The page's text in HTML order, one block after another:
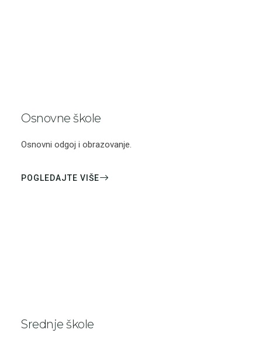
Osnovne škole
Osnovni odgoj i obrazovanje.
POGLEDAJTE VIŠE
Srednje škole